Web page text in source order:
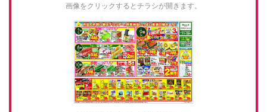
画像をクリックするとチラシが開きます。